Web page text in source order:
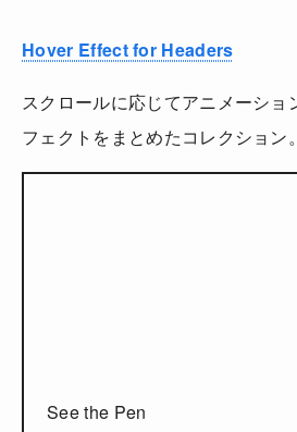
Hover Effect for Headers
スクロールに応じてアニメーショ
フェクトをまとめたコレクション。
See the Pen